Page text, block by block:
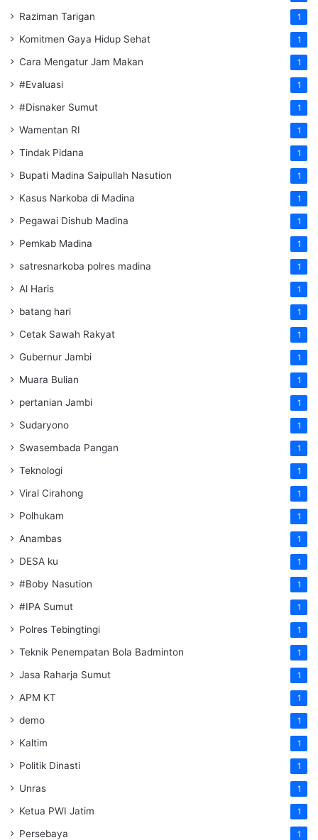
Raziman Tarigan 1
Komitmen Gaya Hidup Sehat 1
Cara Mengatur Jam Makan 1
#Evaluasi 1
#Disnaker Sumut 1
Wamentan RI 1
Tindak Pidana 1
Bupati Madina Saipullah Nasution 1
Kasus Narkoba di Madina 1
Pegawai Dishub Madina 1
Pemkab Madina 1
satresnarkoba polres madina 1
Al Haris 1
batang hari 1
Cetak Sawah Rakyat 1
Gubernur Jambi 1
Muara Bulian 1
pertanian Jambi 1
Sudaryono 1
Swasembada Pangan 1
Teknologi 1
Viral Cirahong 1
Polhukam 1
Anambas 1
DESA ku 1
#Boby Nasution 1
#IPA Sumut 1
Polres Tebingtingi 1
Teknik Penempatan Bola Badminton 1
Jasa Raharja Sumut 1
APM KT 1
demo 1
Kaltim 1
Politik Dinasti 1
Unras 1
Ketua PWI Jatim 1
Persebaya 1